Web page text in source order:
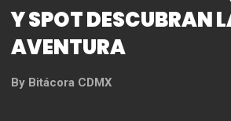
Y SPOT DESCUBRAN
AVENTURA
By Bitácora CDMX